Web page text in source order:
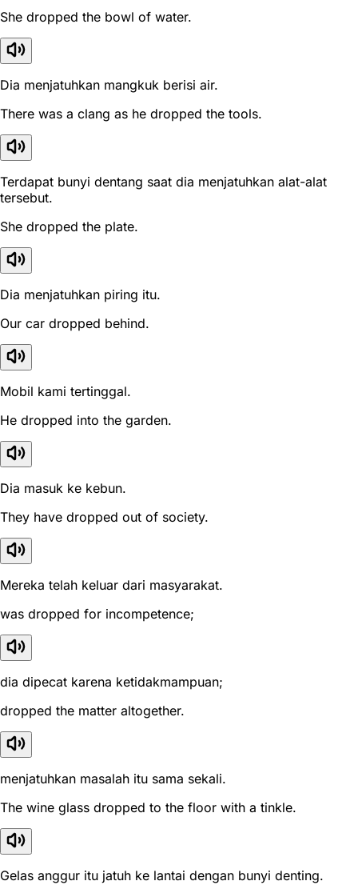
She dropped the bowl of water.
Dia menjatuhkan mangkuk berisi air.
There was a clang as he dropped the tools.
Terdapat bunyi dentang saat dia menjatuhkan alat-alat
tersebut.
She dropped the plate.
Dia menjatuhkan piring itu.
Our car dropped behind.
Mobil kami tertinggal.
He dropped into the garden.
Dia masuk ke kebun.
They have dropped out of society.
Mereka telah keluar dari masyarakat.
was dropped for incompetence;
dia dipecat karena ketidakmampuan;
dropped the matter altogether.
menjatuhkan masalah itu sama sekali.
The wine glass dropped to the floor with a tinkle.
Gelas anggur itu jatuh ke lantai dengan bunyi denting.